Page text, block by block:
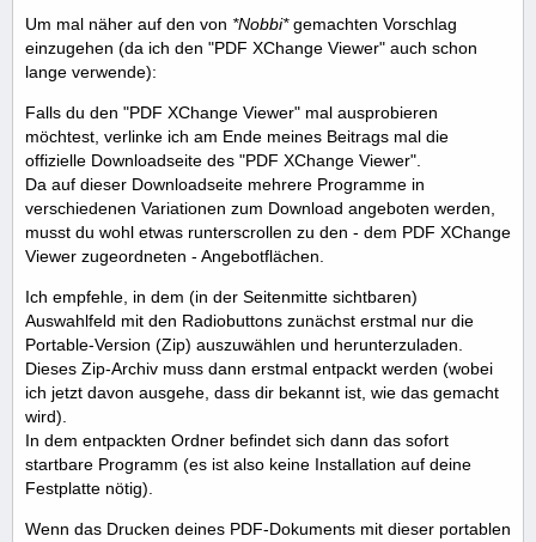
Um mal näher auf den von *Nobbi*gemachten Vorschlag
einzugehen (da ich den "PDF XChange Viewer" auch schon
lange verwende):
Falls du den "PDF XChange Viewer" mal ausprobieren
möchtest, verlinke ich am Ende meines Beitrags mal die
offizielle Downloadseite des "PDF XChange Viewer".
Da auf dieser Downloadseite mehrere Programme in
verschiedenen Variationen zum Download angeboten werden,
musst du wohl etwas runterscrollen zu den - dem PDF XChange
Viewer zugeordneten - Angebotflächen.
Ich empfehle, in dem (in der Seitenmitte sichtbaren)
Auswahlfeld mit den Radiobuttons zunächst erstmal nur die
Portable-Version (Zip) auszuwählen und herunterzuladen.
Dieses Zip-Archiv muss dann erstmal entpackt werden (wobei
ich jetzt davon ausgehe, dass dir bekannt ist, wie das gemacht
wird).
In dem entpackten Ordner befindet sich dann das sofort
startbare Programm (es ist also keine Installation auf deine
Festplatte nötig).
Wenn das Drucken deines PDF-Dokuments mit dieser portablen